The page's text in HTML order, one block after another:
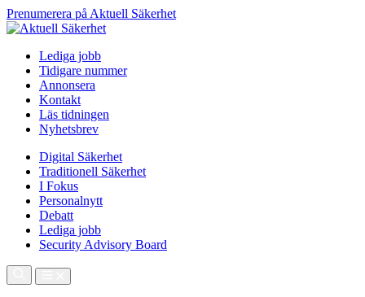
Prenumerera på Aktuell Säkerhet
Lediga jobb
Tidigare nummer
Annonsera
Kontakt
Läs tidningen
Nyhetsbrev
Digital Säkerhet
Traditionell Säkerhet
I Fokus
Personalnytt
Debatt
Lediga jobb
Security Advisory Board